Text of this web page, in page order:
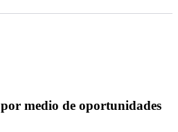
por medio de oportunidades